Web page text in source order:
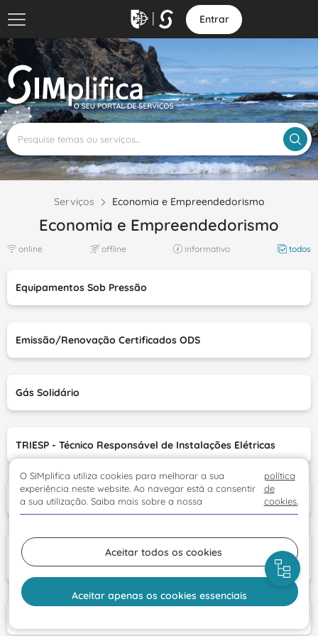
Entrar
Serviços Economia e Empreendedorismo
Economia e Empreendedorismo
online offline informativo todos
Equipamentos Sob Pressão
Emissão/Renovação Certificados ODS
Gás Solidário
TRIESP - Técnico Responsável de Instalações Elétricas
Profissionais na Área do Gás
PRIPAER-RAM 2023 - Incentivo à Produção e
armazenamento de Energia - fontes renováveis
O SIMplifica utiliza cookies para melhorar a sua
experiência neste website. Ao navegar está a consentir
a sua utilização. Saiba mais sobre a nossa
política
de
cookies.
Aceitar todos os cookies
Aceitar apenas os cookies essenciais